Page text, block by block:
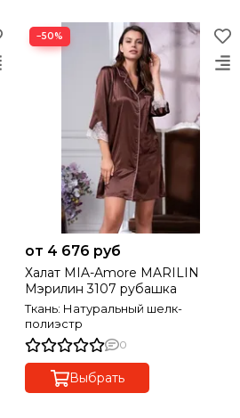
−50%
от 4 676 руб
Халат MIA-Amore MARILIN
Мэрилин 3107 рубашка
Ткань: Натуральный шелк-
полиэстр
0
Выбрать